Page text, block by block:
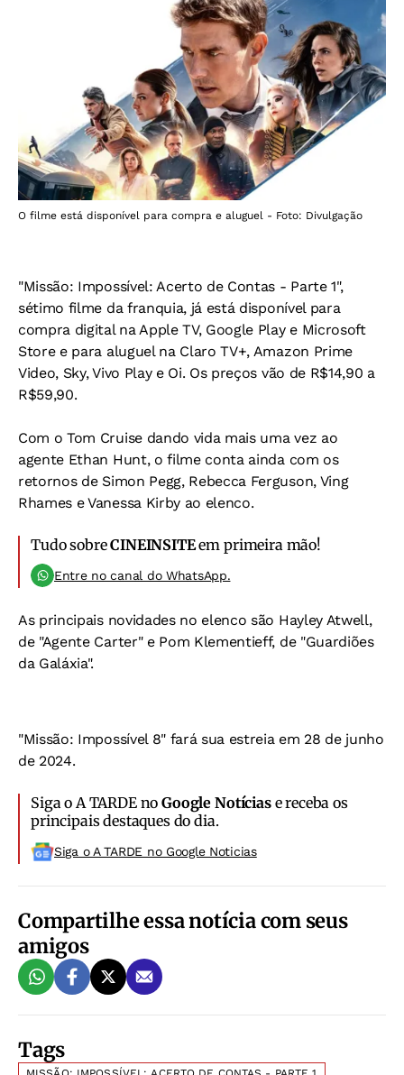
O filme está disponível para compra e aluguel - Foto: Divulgação
"Missão: Impossível: Acerto de Contas - Parte 1",
sétimo filme da franquia, já está disponível para
compra digital na Apple TV, Google Play e Microsoft
Store e para aluguel na Claro TV+, Amazon Prime
Video, Sky, Vivo Play e Oi. Os preços vão de R$14,90 a
R$59,90.
Com o Tom Cruise dando vida mais uma vez ao
agente Ethan Hunt, o filme conta ainda com os
retornos de Simon Pegg, Rebecca Ferguson, Ving
Rhames e Vanessa Kirby ao elenco.
Tudo sobreCINEINSITEem primeira mão!
Entre no canal do WhatsApp.
As principais novidades no elenco são Hayley Atwell,
de "Agente Carter" e Pom Klementieff, de "Guardiões
da Galáxia".
"Missão: Impossível 8" fará sua estreia em 28 de junho
de 2024.
Siga o A TARDE noGoogle Notíciase receba os
principais destaques do dia.
Siga o A TARDE no Google Noticias
Compartilhe essa notícia com seus
amigos
Tags